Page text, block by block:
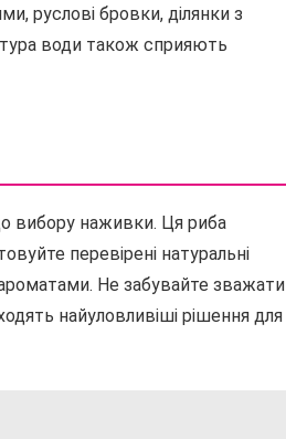
руслові бровки, ділянки з
води також сприяють
вибору наживки. Ця риба
перевірені натуральні
Не забувайте зважати
найуловливіші рішення для